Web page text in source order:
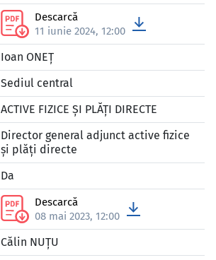
Descarcă
11 iunie 2024, 12:00
Ioan ONEȚ
Sediul central
ACTIVE FIZICE ȘI PLĂȚI DIRECTE
Director general adjunct active fizice
și plăți directe
Da
Descarcă
08 mai 2023, 12:00
Călin NUȚU